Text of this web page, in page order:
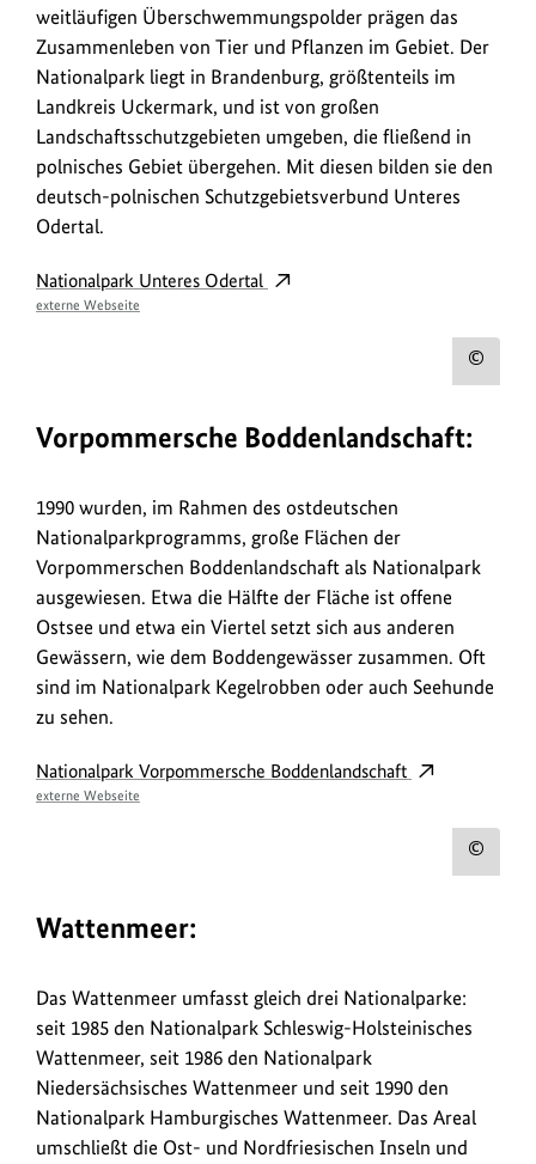
weitläufigen Überschwemmungspolder prägen das
Zusammenleben von Tier und Pflanzen im Gebiet. Der
Nationalpark liegt in Brandenburg, größtenteils im
Landkreis Uckermark, und ist von großen
Landschaftsschutzgebieten umgeben, die fließend in
polnisches Gebiet übergehen. Mit diesen bilden sie den
deutsch-polnischen Schutzgebietsverbund Unteres
Odertal.
Nationalpark Unteres Odertal
externe Webseite
Vorpommersche Boddenlandschaft:
1990 wurden, im Rahmen des ostdeutschen
Nationalparkprogramms, große Flächen der
Vorpommerschen Boddenlandschaft als Nationalpark
ausgewiesen. Etwa die Hälfte der Fläche ist offene
Ostsee und etwa ein Viertel setzt sich aus anderen
Gewässern, wie dem Boddengewässer zusammen. Oft
sind im Nationalpark Kegelrobben oder auch Seehunde
zu sehen.
Nationalpark Vorpommersche Boddenlandschaft
externe Webseite
Wattenmeer:
Das Wattenmeer umfasst gleich drei Nationalparke:
seit 1985 den Nationalpark Schleswig-Holsteinisches
Wattenmeer, seit 1986 den Nationalpark
Niedersächsisches Wattenmeer und seit 1990 den
Nationalpark Hamburgisches Wattenmeer. Das Areal
umschließt die Ost- und Nordfriesischen Inseln und